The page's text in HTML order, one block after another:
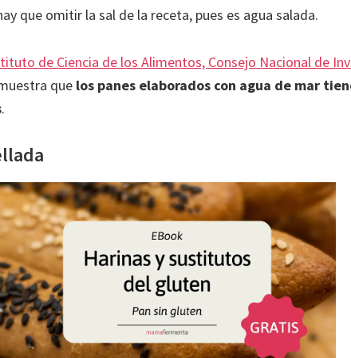
que omitir la sal de la receta, pues es agua salada.
de Ciencia de los Alimentos, Consejo Nacional de
que los panes elaborados con agua de mar
.